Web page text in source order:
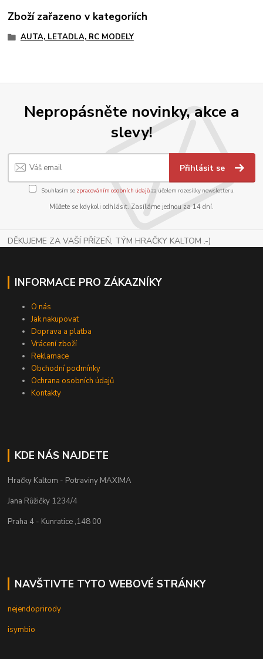
Zboží zařazeno v kategoriích
AUTA, LETADLA, RC MODELY
Nepropásněte novinky, akce a
slevy!
Přihlásit se
Souhlasím se zpracováním osobních údajůza účelem rozesílky newsletteru.
Můžete se kdykoli odhlásit. Zasíláme jednou za 14 dní.
DĚKUJEME ZA VAŠÍ PŘÍZEŇ, TÝM HRAČKY KALTOM .-)
INFORMACE PRO ZÁKAZNÍKY
O nás
Jak nakupovat
Doprava a platba
Vrácení zboží
Reklamace
Obchodní podmínky
Ochrana osobních údajů
Kontakty
KDE NÁS NAJDETE
Hračky Kaltom - Potraviny MAXIMA
Jana Růžičky 1234/4
Praha 4 - Kunratice ,148 00
NAVŠTIVTE TYTO WEBOVÉ STRÁNKY
nejendoprirody
isymbio